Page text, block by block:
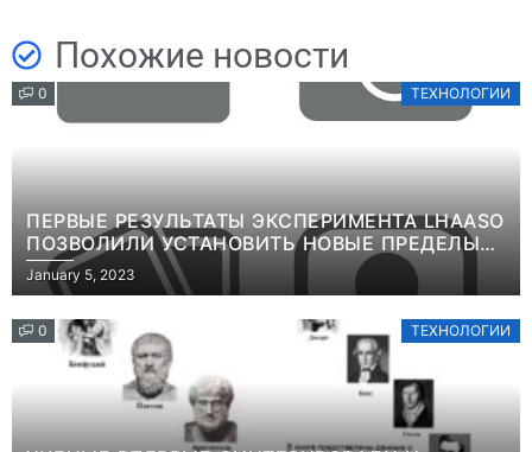
Похожие новости
0 ТЕХНОЛОГИИ
ПЕРВЫЕ РЕЗУЛЬТАТЫ ЭКСПЕРИМЕНТА LHAASO
ПОЗВОЛИЛИ УСТАНОВИТЬ НОВЫЕ ПРЕДЕЛЫ
ВРЕМЕНИ ЖИЗНИ ТЯЖЕЛЫХ ЧАСТИЦ ТЕМНОЙ
МАТЕРИИИНФОРМАЦИЯ
January 5, 2023
0 ТЕХНОЛОГИИ